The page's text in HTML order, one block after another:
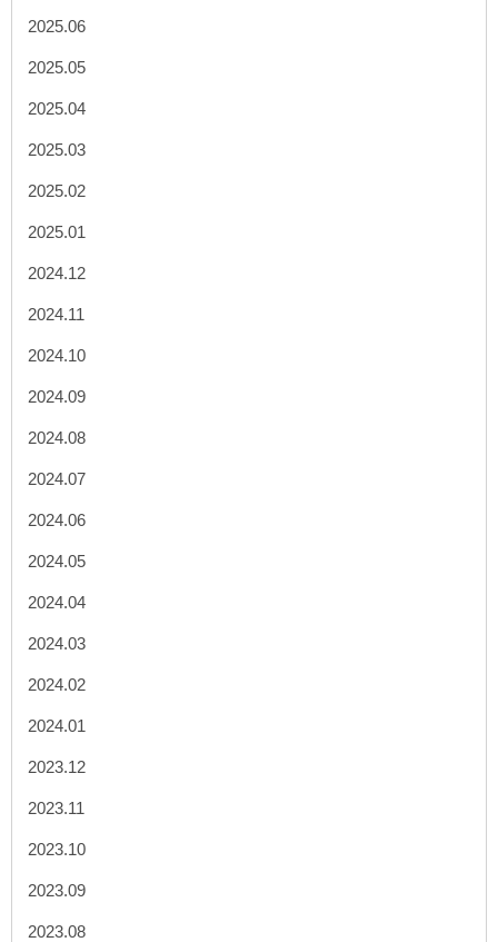
2025.06
2025.05
2025.04
2025.03
2025.02
2025.01
2024.12
2024.11
2024.10
2024.09
2024.08
2024.07
2024.06
2024.05
2024.04
2024.03
2024.02
2024.01
2023.12
2023.11
2023.10
2023.09
2023.08